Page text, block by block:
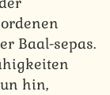
Baal-sepas.
hin,